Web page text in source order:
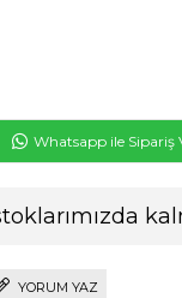
Whatsapp ile Sipariş
YORUM YAZ